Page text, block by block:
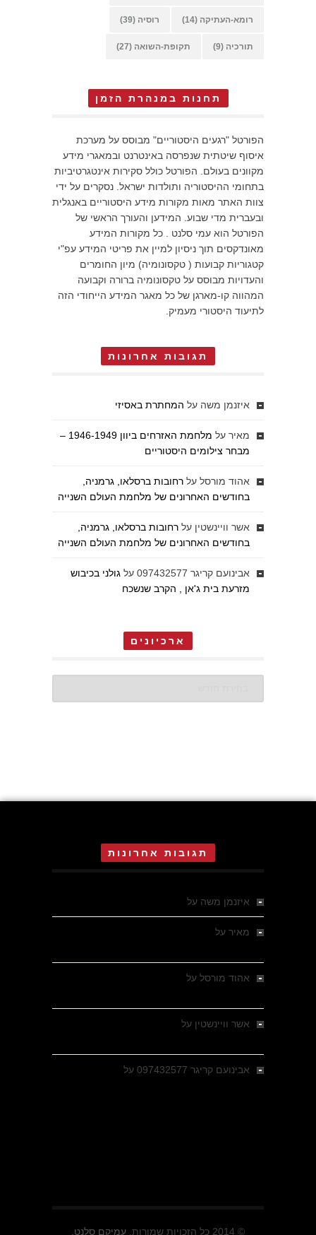
רומא-העתיקה (14) רוסיה (39)
תורכיה (9) תקופת-השואה (27)
תחנות במנהרת הזמן
הפורטל "רגעים היסטוריים" מבוסס על מערכת
איסוף שיטתית שנפרסה באינטרנט ובמאגרי מידע
מקוונים בעולם. הפורטל כולל סקירות אינטגרטיביות
בתחומי ההיסטוריה ותולדות ישראל. נסקרים על ידי
צוות האתר מאות מקורות מידע היסטוריים באנגלית
ובעברית מדי שבוע. המידען והעורך הראשי של
הפורטל הוא עמי סלנט . כל מקורות המידע
מאונדקסים תוך ניסיון למיין את פריטי המידע עפ"י
קטגוריות קבועות ( טקסונומיה) מיון החומרים
והעדויות מבוסס על טקסונומיה ברורה וקבועה
המהווה קו-מארגן של כל מאגר המידע הייחודי הזה
לתיעוד היסטורי מעמיק.
תגובות אחרונות
איזנמן משה על המחתרת באסיזי
מאיר על
מלחמת האזרחים ביוון 1946-1949 –
מבחר צילומים היסטוריים
אהוד מורסל על רחובות ברסלאו, גרמניה,
בחודשים האחרונים של מלחמת העולם השנייה
אשר וויינשטין על רחובות ברסלאו, גרמניה,
בחודשים האחרונים של מלחמת העולם השנייה
אבינועם קריגר 097432577 על גולני בכיבוש
מזרעת בית ג'אן , הקרב שנשכח
ארכיונים
תגובות אחרונות
איזנמן משה על
מאיר על
אהוד מורסל על
אשר וויינשטין על
אבינועם קריגר 097432577 על
© 2014 כל הזכויות שמורות. עמיקם סלנט.